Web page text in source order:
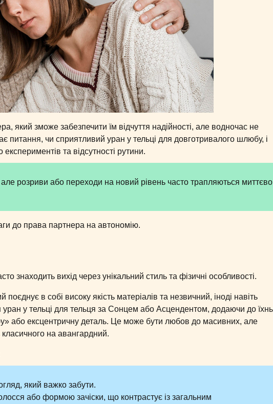
який зможе забезпечити їм відчуття надійності, але водночас не
питання, чи сприятливий уран у тельці для довготривалого шлюбу, і
та відсутності рутини.
розриви або переходи на новий рівень часто трапляються миттєво
до права партнера на автономію.
знаходить вихід через унікальний стиль та фізичні особливості.
в собі високу якість матеріалів та незвичний, іноді навіть
у тельці для тельця за Сонцем або Асцендентом, додаючи до
або ексцентричну деталь. Це може бути любов до масивних, але
на авангардний.
який важко забути.
або формою зачіски, що контрастує із загальним